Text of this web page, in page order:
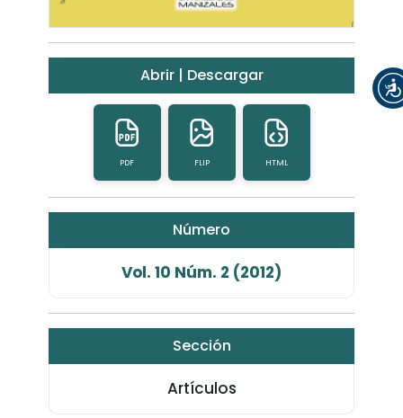
Abrir | Descargar
PDF FLIP HTML
Número
Vol. 10 Núm. 2 (2012)
Sección
Artículos